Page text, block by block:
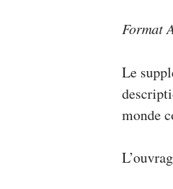
Format
Le
monde